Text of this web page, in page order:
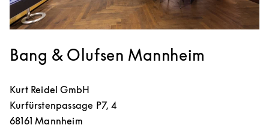
Bang & Olufsen Mannheim
Kurt Reidel GmbH
Kurfürstenpassage P7, 4
68161 Mannheim